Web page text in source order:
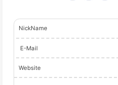
NickName
E-Mail
Website